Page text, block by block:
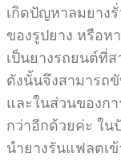
เกิดปัญหาลมยาง
ของรูปยาง หรือห
เป็นยางรถยนต์ที่
ดังนั้นจึงสามารถ
และในส่วนของก
กว่าอีกด้วยค่ะ ใน
นำยางรันแฟลตเ